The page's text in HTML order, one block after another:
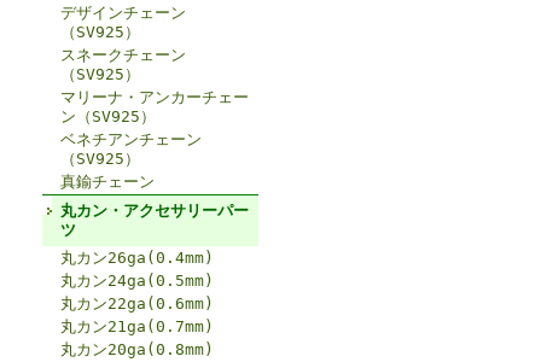
デザインチェーン
（SV925）
スネークチェーン
（SV925）
マリーナ・アンカーチェー
ン（SV925）
ベネチアンチェーン
（SV925）
真鍮チェーン
丸カン・アクセサリーパー
ツ
丸カン26ga(0.4mm)
丸カン24ga(0.5mm)
丸カン22ga(0.6mm)
丸カン21ga(0.7mm)
丸カン20ga(0.8mm)